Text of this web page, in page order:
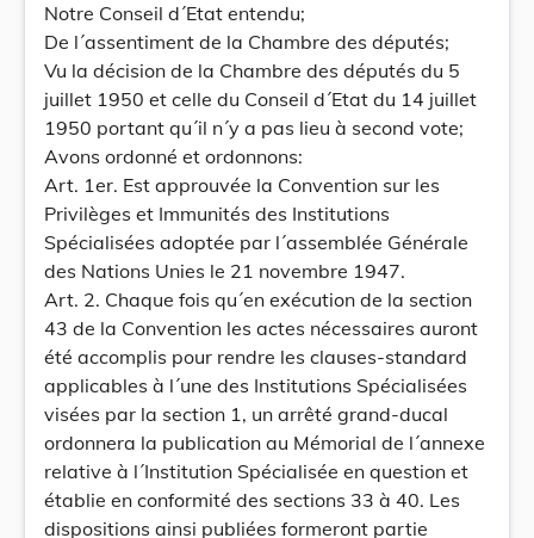
Notre Conseil d´Etat entendu;
De l´assentiment de la Chambre des députés;
Vu la décision de la Chambre des députés du 5
juillet 1950 et celle du Conseil d´Etat du 14 juillet
1950 portant qu´il n´y a pas lieu à second vote;
Avons ordonné et ordonnons:
Art. 1er. Est approuvée la Convention sur les
Privilèges et Immunités des Institutions
Spécialisées adoptée par l´assemblée Générale
des Nations Unies le 21 novembre 1947.
Art. 2. Chaque fois qu´en exécution de la section
43 de la Convention les actes nécessaires auront
été accomplis pour rendre les clauses-standard
applicables à l´une des Institutions Spécialisées
visées par la section 1, un arrêté grand-ducal
ordonnera la publication au Mémorial de l´annexe
relative à l´Institution Spécialisée en question et
établie en conformité des sections 33 à 40. Les
dispositions ainsi publiées formeront partie